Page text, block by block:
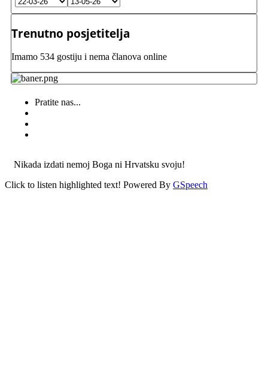
Trenutno posjetitelja
Imamo 534 gostiju i nema članova online
Pratite nas...
Nikada izdati nemoj Boga ni Hrvatsku svoju!
Click to listen highlighted text! Powered By GSpeech